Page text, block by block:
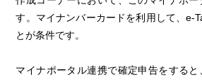
す。マイナンバーカードを利用して、e-
とが条件です。
マイナポータル連携で確定申告をする